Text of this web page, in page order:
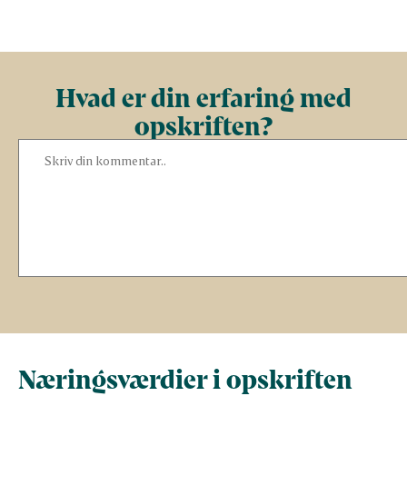
Hvad er din erfaring med
opskriften?
Næringsværdier i opskriften